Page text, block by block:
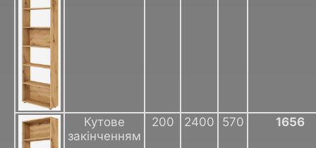
Кутове
закінченням
200 2400 570 1656